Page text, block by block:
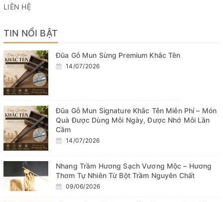
LIÊN HỆ
TIN NỔI BẬT
Đũa Gỗ Mun Sừng Premium Khắc Tên
14/07/2026
Đũa Gỗ Mun Signature Khắc Tên Miễn Phí – Món
Quà Được Dùng Mỗi Ngày, Được Nhớ Mỗi Lần
Cầm
14/07/2026
Nhang Trầm Hương Sạch Vương Mộc – Hương
Thơm Tự Nhiên Từ Bột Trầm Nguyên Chất
09/06/2026